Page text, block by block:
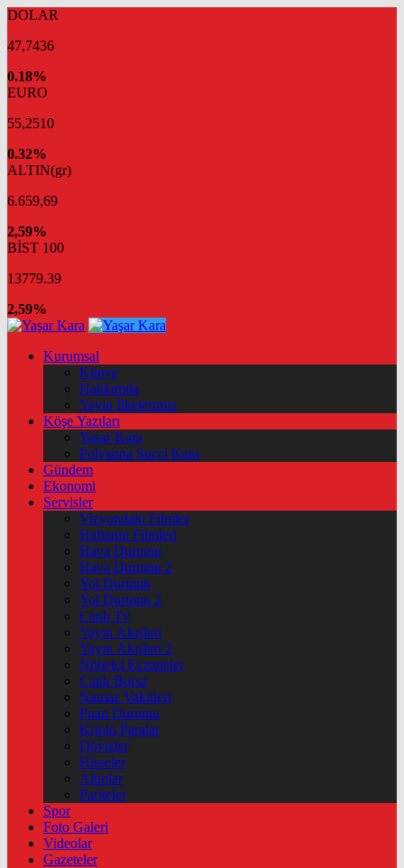
DOLAR
47,7436
0.18%
EURO
55,2510
0.32%
ALTIN(gr)
6.659,69
2,59%
BİST 100
13779.39
2,59%
Kurumsal
Künye
Hakkımda
Yayın İlkelerimiz
Köşe Yazıları
Yaşar Kara
Polyanna Succi Kara
Gündem
Ekonomi
Servisler
Vizyondaki Filmler
Haftanin Filmleri
Hava Durumu
Hava Durumu 2
Yol Durumu
Yol Durumu 2
Canlı Tv
Yayın Akışları
Yayın Akışları 2
Nöbetçi Eczaneler
Canlı Borsa
Namaz Vakitleri
Puan Durumu
Kripto Paralar
Dövizler
Hisseler
Altınlar
Pariteler
Spor
Foto Galeri
Videolar
Gazeteler